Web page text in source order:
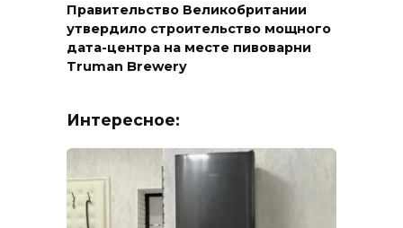
Правительство Великобритании
утвердило строительство мощного
дата-центра на месте пивоварни
Truman Brewery
Интересное: